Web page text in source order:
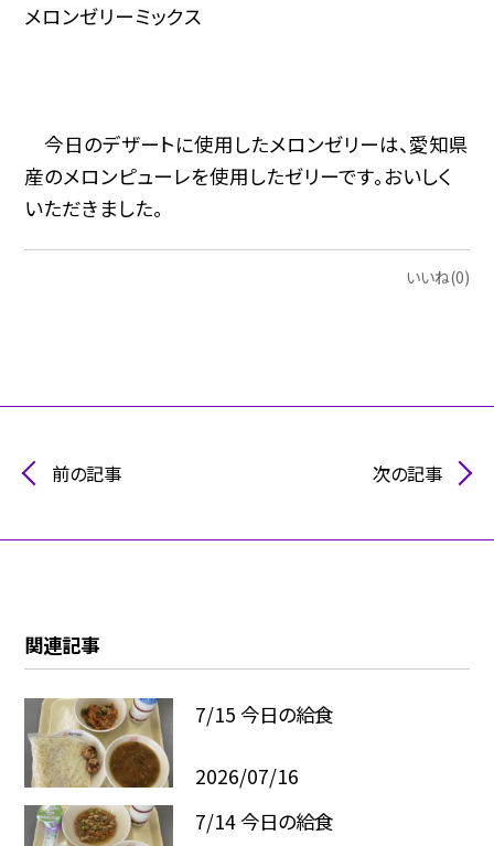
メロンゼリーミックス
今日のデザートに使用したメロンゼリーは、愛知県
産のメロンピューレを使用したゼリーです。おいしく
いただきました。
いいね(0)
前の記事 次の記事
関連記事
7/15 今日の給食
2026/07/16
7/14 今日の給食